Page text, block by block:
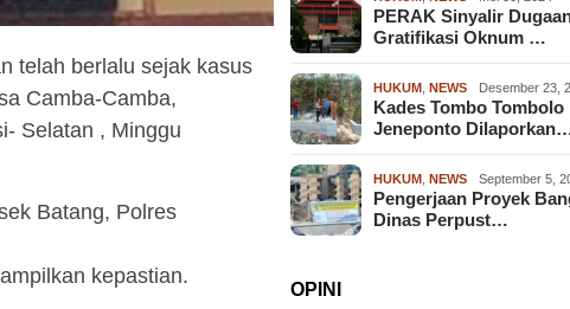
telah berlalu sejak kasus
Camba-Camba,
Selatan , Minggu
Batang, Polres
kepastian.
PERAK Sinyalir
Gratifikasi Oknum …
HUKUM ,NEWS Desember 23,
Kades Tombo Tombolo
Jeneponto
HUKUM ,NEWS September 5,
Pengerjaan Proyek
Dinas Perpust…
OPINI